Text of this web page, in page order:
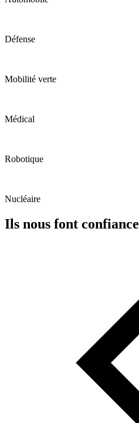
Défense
Mobilité verte
Médical
Robotique
Nucléaire
Ils nous font confiance